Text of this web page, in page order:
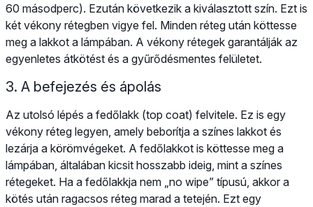
60 másodperc). Ezután következik a kiválasztott szín. Ezt is
két vékony rétegben vigye fel. Minden réteg után köttesse
meg a lakkot a lámpában. A vékony rétegek garantálják az
egyenletes átkötést és a gyűrődésmentes felületet.
3. A befejezés és ápolás
Az utolsó lépés a fedőlakk (top coat) felvitele. Ez is egy
vékony réteg legyen, amely beborítja a színes lakkot és
lezárja a körömvégeket. A fedőlakkot is köttesse meg a
lámpában, általában kicsit hosszabb ideig, mint a színes
rétegeket. Ha a fedőlakkja nem „no wipe” típusú, akkor a
kötés után ragacsos réteg marad a tetején. Ezt egy